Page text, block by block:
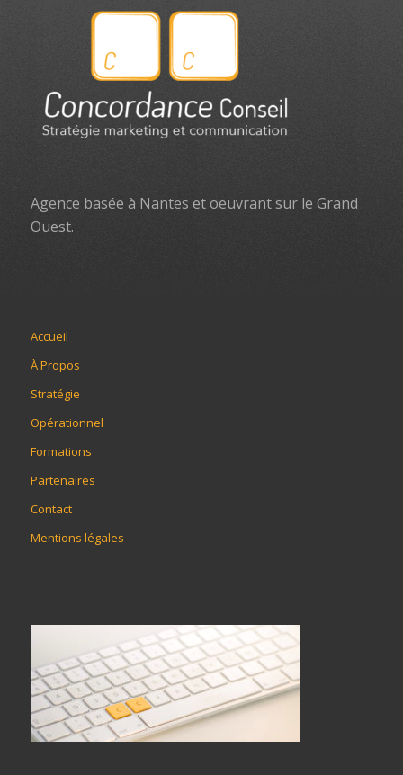
Agence basée à Nantes et oeuvrant sur le Grand
Ouest.
Accueil
À Propos
Stratégie
Opérationnel
Formations
Partenaires
Contact
Mentions légales